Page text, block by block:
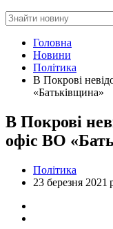
Головна
Новини
Політика
В Покрові
«Батьківщина»
В Покрові
офіс ВО
Політика
23 березня 2021